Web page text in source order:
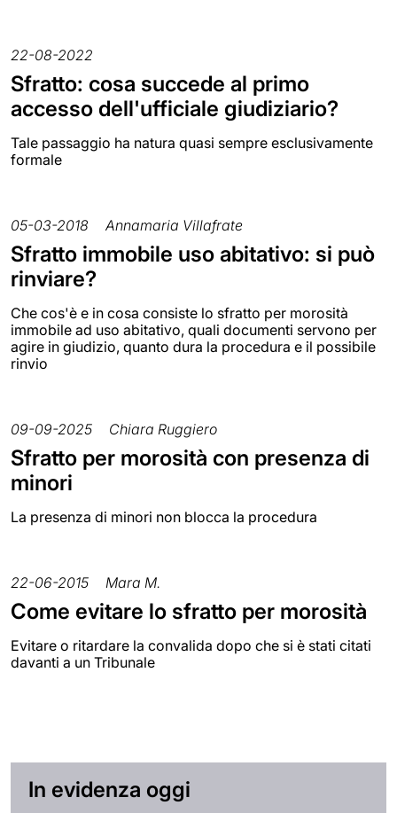
22-08-2022
Sfratto: cosa succede al primo
accesso dell'ufficiale giudiziario?
Tale passaggio ha natura quasi sempre esclusivamente
formale
05-03-2018 Annamaria Villafrate
Sfratto immobile uso abitativo: si può
rinviare?
Che cos'è e in cosa consiste lo sfratto per morosità
immobile ad uso abitativo, quali documenti servono per
agire in giudizio, quanto dura la procedura e il possibile
rinvio
09-09-2025 Chiara Ruggiero
Sfratto per morosità con presenza di
minori
La presenza di minori non blocca la procedura
22-06-2015 Mara M.
Come evitare lo sfratto per morosità
Evitare o ritardare la convalida dopo che si è stati citati
davanti a un Tribunale
In evidenza oggi